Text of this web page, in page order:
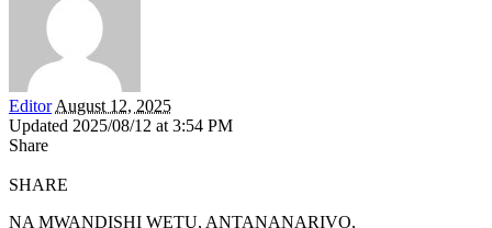
Editor August 12, 2025
Updated 2025/08/12 at 3:54 PM
Share
SHARE
NA MWANDISHI WETU, ANTANANARIVO,